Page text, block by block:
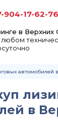
в Верхних
904-17-62-
автомобилей
в